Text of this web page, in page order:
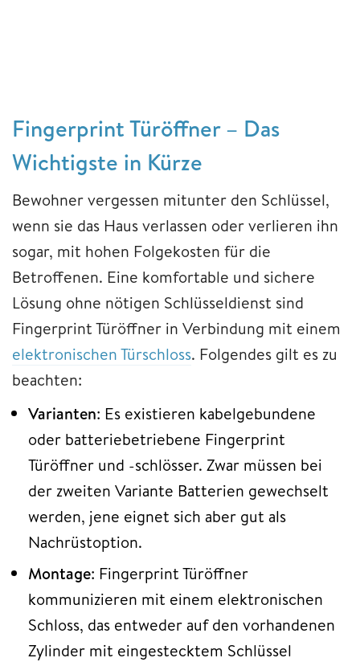
Fingerprint Türöffner – Das
Wichtigste in Kürze
Bewohner vergessen mitunter den Schlüssel,
wenn sie das Haus verlassen oder verlieren ihn
sogar, mit hohen Folgekosten für die
Betroffenen. Eine komfortable und sichere
Lösung ohne nötigen Schlüsseldienst sind
Fingerprint Türöffner in Verbindung mit einem
elektronischen Türschloss. Folgendes gilt es zu
beachten:
Varianten: Es existieren kabelgebundene
oder batteriebetriebene Fingerprint
Türöffner und -schlösser. Zwar müssen bei
der zweiten Variante Batterien gewechselt
werden, jene eignet sich aber gut als
Nachrüstoption.
Montage: Fingerprint Türöffner
kommunizieren mit einem elektronischen
Schloss, das entweder auf den vorhandenen
Zylinder mit eingestecktem Schlüssel